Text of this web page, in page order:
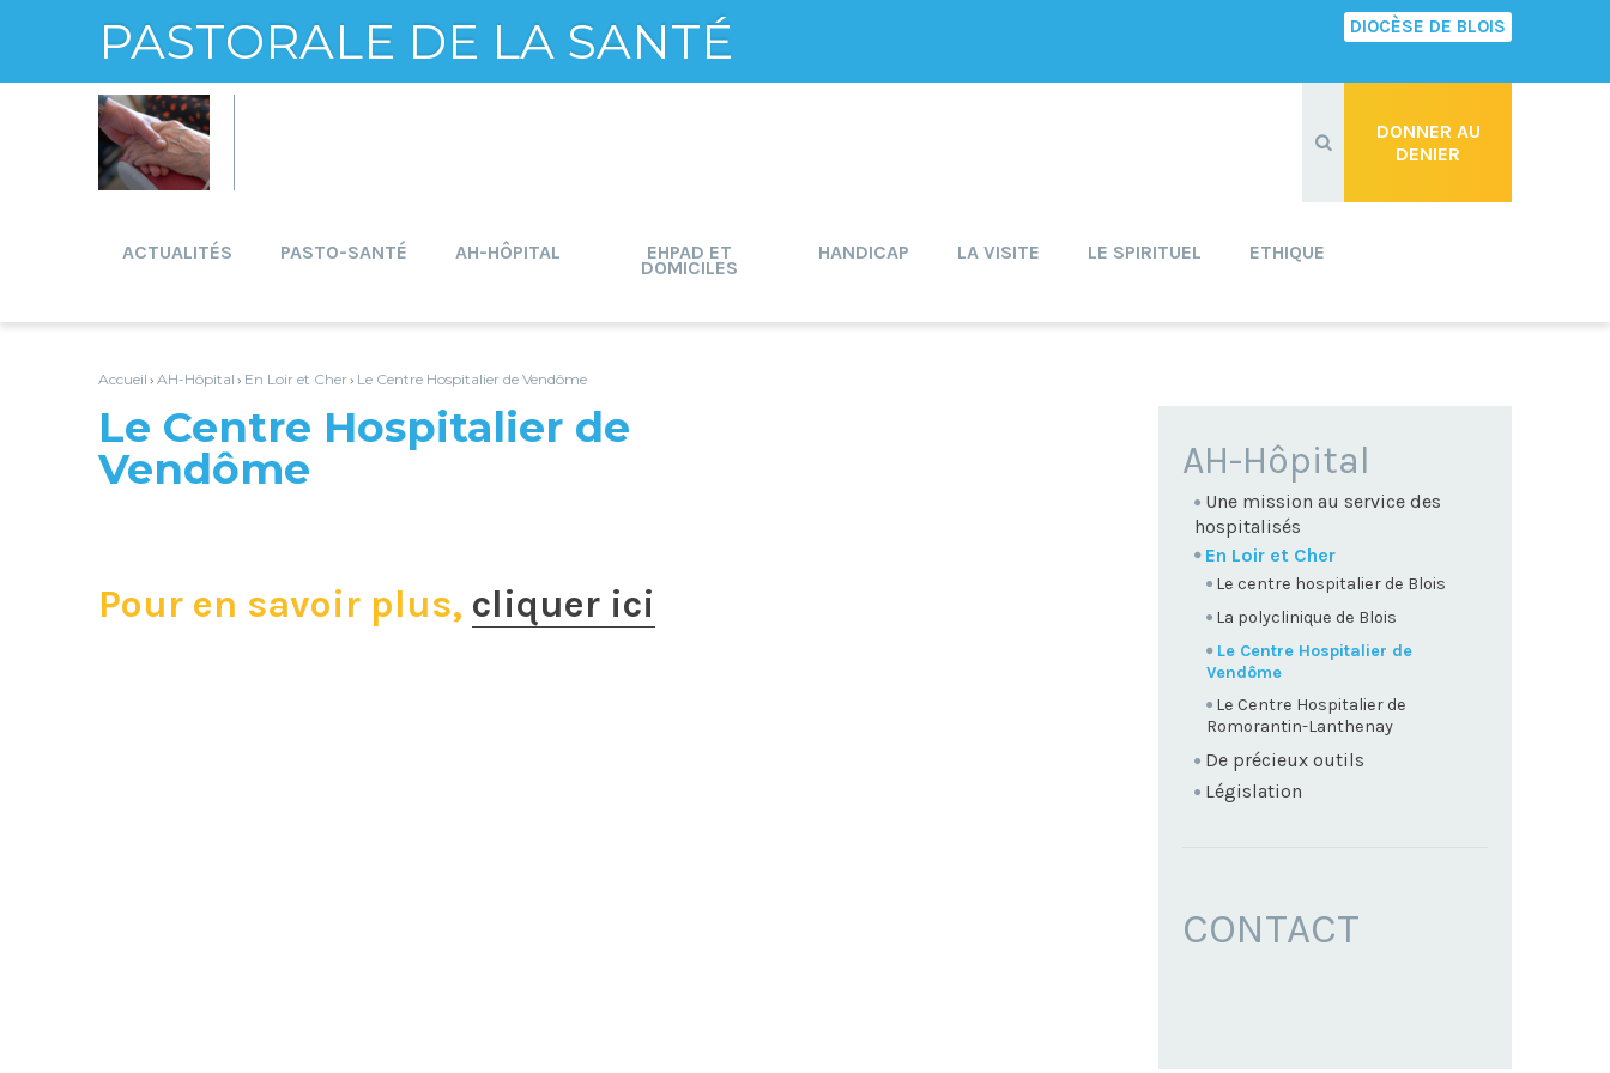
PASTORALE DE LA SANTÉ DIOCÈSE DE BLOIS
au
contenu.
|
Aller
la
navigation
personnels
DONNER AU
DENIER
ACTUALITÉS PASTO-SANTÉ AH-HÔPITAL EHPAD ET
DOMICILES
HANDICAP LA VISITE LE SPIRITUEL ETHIQUE
Accueil › AH-Hôpital › En Loir et Cher› Le Centre Hospitalier de Vendôme
Le Centre Hospitalier de
Vendôme
Pour en savoir plus, cliquer ici
NAVIGATION
AH-Hôpital
Une mission au service des
hospitalisés
En Loir et Cher
Le centre hospitalier de Blois
La polyclinique de Blois
Le Centre Hospitalier de
Vendôme
Le Centre Hospitalier de
Romorantin-Lanthenay
De précieux outils
Législation
CONTACT